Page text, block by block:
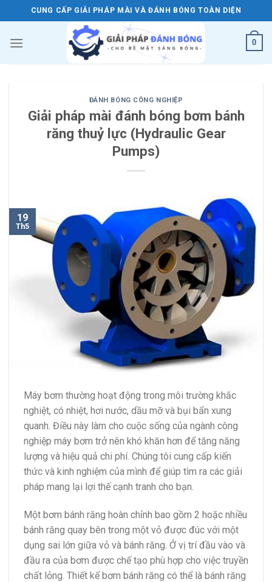
to
content
CUNG CẤP GIẢI PHÁP MÀI VÀ ĐÁNH BÓNG TOÀN DIỆN
0
ĐÁNH BÓNG CÔNG NGHIỆP
Giải pháp mài đánh bóng bơm bánh
răng thuỷ lực (Hydraulic Gear
Pumps)
19
Th5
Máy bơm thường hoạt động trong môi trường khắc
nghiệt, có nhiệt, hơi nước, dầu mỡ và bụi bẩn xung
quanh. Điều này làm cho cuộc sống của ngành công
nghiệp máy bơm trở nên khó khăn hơn để tăng năng
lượng và hiệu quả chi phí. Chúng tôi cung cấp kiến ​​
thức và kinh nghiệm của mình để giúp tìm ra các giải
pháp mang lại lợi thế cạnh tranh cho bạn.
Một bơm bánh răng hoàn chỉnh bao gồm 2 hoặc nhiều
bánh răng quay bên trong một vỏ được đúc với một
dụng sai lớn giữa vỏ và bánh răng. Ở vị trí đầu vào và
đầu ra của bơm được chế tạo phù hợp cho việc truyền
chất lỏng. Thiết kế bơm bánh răng có thể là bánh răng